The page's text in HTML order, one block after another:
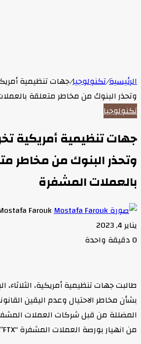
الرئيسية/تكنولوجيا/جهات تنظيمية
وتحذر البنوك من مخاطر متعلقة
تكنولوجيا
جهات تنظيمية أمريكية
وتحذر البنوك من مخاطر
بالعملات المشفرة
Farouk
يناير 4, 2023
0 دقيقة واحدة
طالبت جهات تنظيمية أمريكية، الثلاثاء،
بشأن مخاطر الاحتيال وعدم اليقين
المضللة من قبل شركات العملات
من انهيار بورصة العملات المشفرة “FTX”.